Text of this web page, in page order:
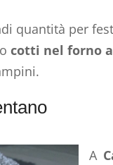
quantità per
cotti nel forno
A